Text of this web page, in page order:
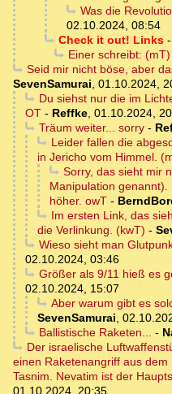
Was die
02.10.2024, 08:54
Check it out! Links-
Einer schreibt: (mT)
Seid mir nicht böse, aber
SevenSamurai, 01.10.2024,
Du siehst nur die im
OT - Reffke, 01.10.2024,
Träum weiter... sorry-
Leider fallen die
in Jericho vom Himmel.
Sorry, das sieht mir
Manipulation
höher. owT -
Im ersten Link, das
die Verlinkung. (kwT) -
Wieso sieht man
02.10.2024, 03:46
Größer als 9/11 hieß es
02.10.2024, 15:07
Aber warum gibt es
SevenSamurai,
Ballistische Raketen... -
Der israelische
einen Raketenangriff aus
Tasnim. Nevatim ist der
01.10.2024, 20:35